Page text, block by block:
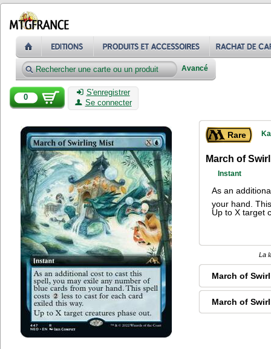
Avancé
0
S'enregistrer
Se connecter
Rare
March of
Instant
As an
your hand.
Up to X target
La
March of
March of